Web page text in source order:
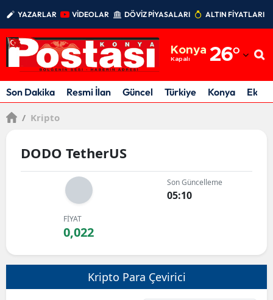
YAZARLAR VİDEOLAR DÖVİZ PİYASALARI ALTIN FİYATLARI
Konya
Kapalı 26°
Adıyaman
Afyonkarahisar
Antalya
Son Dakika Resmi İlan Güncel Türkiye Konya
/ Kripto
DODO TetherUS
Son Güncelleme
05:10
FİYAT
0,022
Kripto Para Çevirici